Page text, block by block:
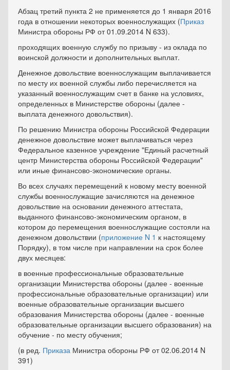
Абзац третий пункта 2 не применяется до 1 января 2016
года в отношении некоторых военнослужащих (Приказ
Министра обороны РФ от 01.09.2014 N 633).
проходящих военную службу по призыву - из оклада по
воинской должности и дополнительных выплат.
Денежное довольствие военнослужащим выплачивается
по месту их военной службы либо перечисляется на
указанный военнослужащим счет в банке на условиях,
определенных в Министерстве обороны (далее -
выплата денежного довольствия).
По решению Министра обороны Российской Федерации
денежное довольствие может выплачиваться через
Федеральное казенное учреждение "Единый расчетный
центр Министерства обороны Российской Федерации"
или иные финансово-экономические органы.
Во всех случаях перемещений к новому месту военной
службы военнослужащие зачисляются на денежное
довольствие на основании денежного аттестата,
выданного финансово-экономическим органом, в
котором до перемещения военнослужащие состояли на
денежном довольствии (приложение N 1 к настоящему
Порядку), в том числе при направлении на срок более
двух месяцев:
в военные профессиональные образовательные
организации Министерства обороны (далее - военные
профессиональные образовательные организации) или
военные образовательные организации высшего
образования Министерства обороны (далее - военные
образовательные организации высшего образования) на
обучение - по месту обучения;
(в ред. Приказа Министра обороны РФ от 02.06.2014 N
391)